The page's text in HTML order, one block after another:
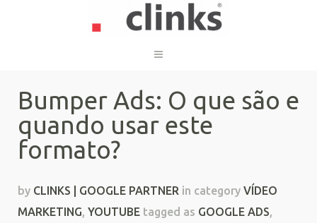
Bumper Ads: O que são e
quando usar este
formato?
by CLINKS | GOOGLE PARTNER in category VÍDEO
MARKETING, YOUTUBE tagged as GOOGLE ADS,